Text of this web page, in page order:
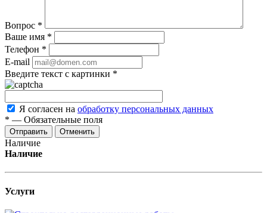
Вопрос *
Ваше имя *
Телефон *
E-mail
Введите текст с картинки *
Я согласен на обработку персональных данных
* — Обязательные поля
Отменить
Наличие
Наличие
Услуги